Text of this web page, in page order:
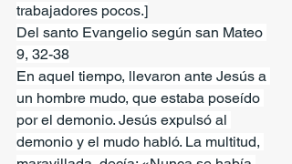
trabajadores pocos.]
Del santo Evangelio según san Mateo
9, 32-38
En aquel tiempo, llevaron ante Jesús a
un hombre mudo, que estaba poseído
por el demonio. Jesús expulsó al
demonio y el mudo habló. La multitud,